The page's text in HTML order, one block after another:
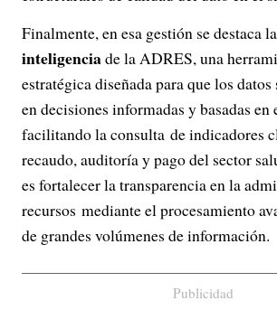
Finalmente, en esa gestión se destaca la
inteligenciade la ADRES, una
estratégica diseñada para que los
en decisiones informadas y basadas en
facilitando la consulta de indicadores
recaudo, auditoría y pago del sector
es fortalecer la transparencia en la
recursos mediante el procesamiento
de grandes volúmenes de información.
Publicidad